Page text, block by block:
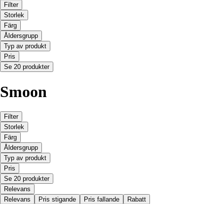
Filter
Storlek
Färg
Åldersgrupp
Typ av produkt
Pris
Se 20 produkter
Smoon
Filter
Storlek
Färg
Åldersgrupp
Typ av produkt
Pris
Se 20 produkter
Relevans
Relevans
Pris stigande Pris fallande Rabatt